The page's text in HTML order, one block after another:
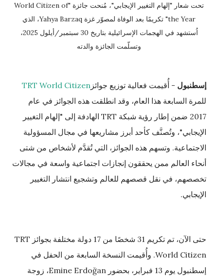
تحت شعار "إلهام التغيير الإيجابي"، مُنحت جائزة "World Citizen of
the Year" تكريمًا بعد الوفاة لمصوّر غزة Yahya Barzaq، الذي
اُستشهد في الهجمات الإسرائيلية بتاريخ 30 سبتمبر/أيلول 2025،
وتسلّمت الجائزة والدته
إسطنبول - أُقيمت فعالية توزيع جوائز TRT World Citizen
للمرة السابعة هذا العام، وقد انطلقت هذه الجوائز في عام
2017 ضمن إطار رؤية شبكة TRT الهادفة إلى "إلهام التغيير
الإيجابي"، وتُصنَّف كأحد أبرز مشاريعها في مجال المسؤولية
الاجتماعية. وتسهم هذه الجوائز، التي تُقدَّم لأشخاص من شتى
أنحاء العالم ممن يحققون إنجازات اجتماعية واسعة في مجالات
تخصصهم، في نقل قصصهم للعالم وتشجيع انتشار التغيير
الإيجابي.
حتى الآن، تم تكريم 31 شخصًا من 17 دولة مختلفة بجوائز TRT
World Citizen. وأُقيمت النسخة السابعة من الحفل في
إسطنبول يوم 13 فبراير، بحضور Emine Erdoğan، زوجة